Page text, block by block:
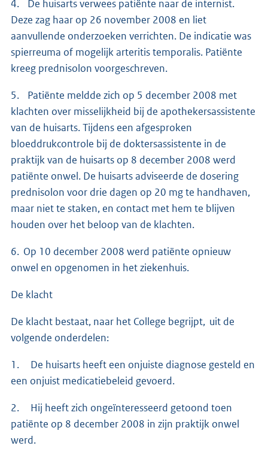
4. De huisarts verwees patiënte naar de internist.
Deze zag haar op 26 november 2008 en liet
aanvullende onderzoeken verrichten. De indicatie was
spierreuma of mogelijk arteritis temporalis. Patiënte
kreeg prednisolon voorgeschreven.
5. Patiënte meldde zich op 5 december 2008 met
klachten over misselijkheid bij de apothekersassistente
van de huisarts. Tijdens een afgesproken
bloeddrukcontrole bij de doktersassistente in de
praktijk van de huisarts op 8 december 2008 werd
patiënte onwel. De huisarts adviseerde de dosering
prednisolon voor drie dagen op 20 mg te handhaven,
maar niet te staken, en contact met hem te blijven
houden over het beloop van de klachten.
6. Op 10 december 2008 werd patiënte opnieuw
onwel en opgenomen in het ziekenhuis.
De klacht
De klacht bestaat, naar het College begrijpt, uit de
volgende onderdelen:
1. De huisarts heeft een onjuiste diagnose gesteld en
een onjuist medicatiebeleid gevoerd.
2. Hij heeft zich ongeïnteresseerd getoond toen
patiënte op 8 december 2008 in zijn praktijk onwel
werd.